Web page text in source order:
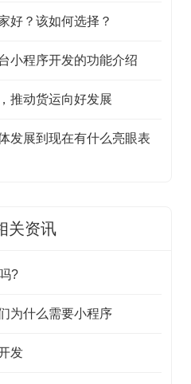
好？该如何选择？
小程序开发的功能介绍
推动货运向好发展
发展到现在有什么亮眼表
关资讯
?
为什么需要小程序
发